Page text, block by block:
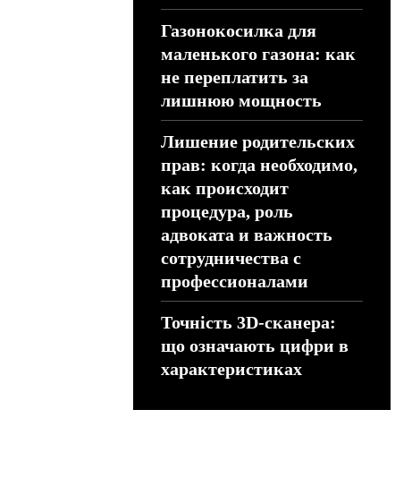
Газонокосилка для
маленького газона: как
не переплатить за
лишнюю мощность
Лишение родительских
прав: когда необходимо,
как происходит
процедура, роль
адвоката и важность
сотрудничества с
профессионалами
Точність 3D-сканера:
що означають цифри в
характеристиках